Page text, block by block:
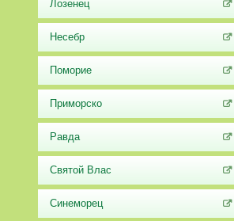
Лозенец
Несебр
Поморие
Приморско
Равда
Святой Влас
Синеморец